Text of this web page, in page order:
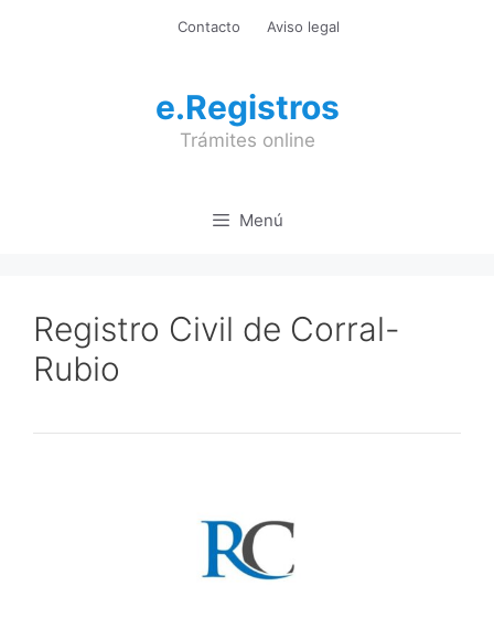
Contacto Aviso legal
e.Registros
Trámites online
Menú
Registro Civil de Corral-
Rubio